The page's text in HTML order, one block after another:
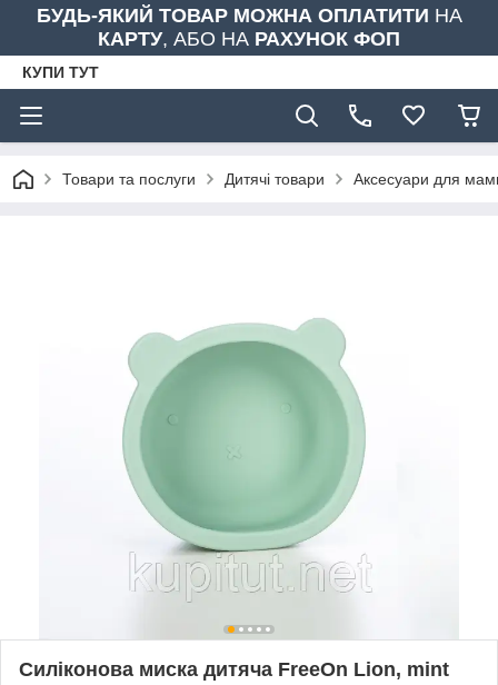
БУДЬ-ЯКИЙ ТОВАР МОЖНА ОПЛАТИТИ НА
КАРТУ, АБО НА РАХУНОК ФОП
КУПИ ТУТ
Товари та послуги Дитячі товари Аксесуари для
Силіконова миска дитяча FreeOn Lion, mint